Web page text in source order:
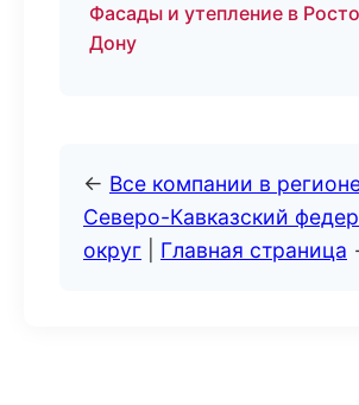
Фасады и утепление в
Дону
← Все компании в
Северо-Кавказский
округ
Главная страница